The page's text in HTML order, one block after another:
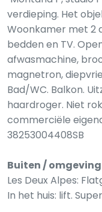
verdieping. Het
Woonkamer met 2
bedden en TV.
afwasmachine,
magnetron,
Bad/WC. Balkon.
haardroger. Niet
commerciële
38253004408SB
Buiten / omgeving
Les Deux Alpes:
In het huis: lift.